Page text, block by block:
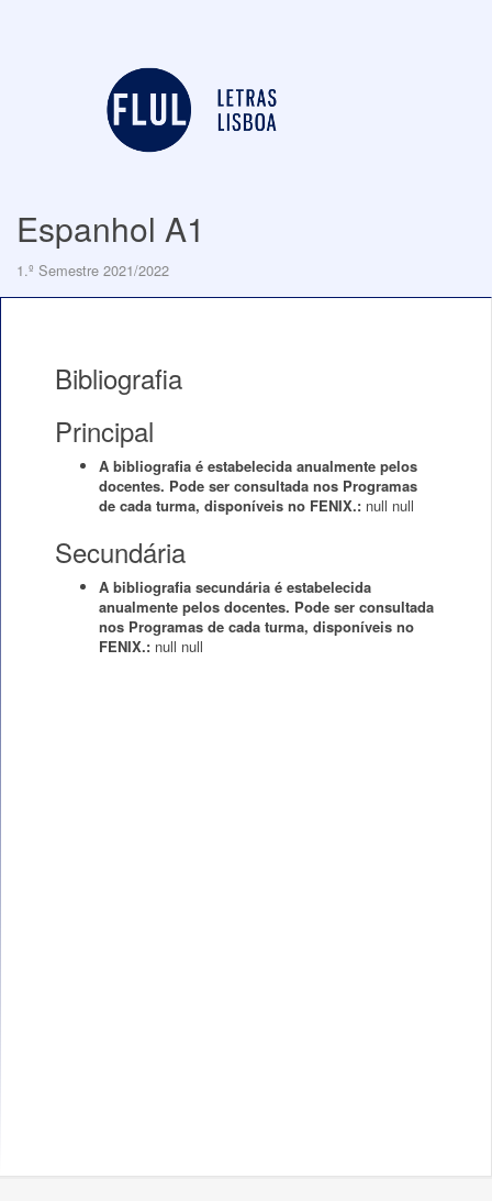
Espanhol A1
1.º Semestre 2021/2022
Bibliografia
Principal
A bibliografia é estabelecida anualmente pelos
docentes. Pode ser consultada nos Programas
de cada turma, disponíveis no FENIX.: null null
Secundária
A bibliografia secundária é estabelecida
anualmente pelos docentes. Pode ser consultada
nos Programas de cada turma, disponíveis no
FENIX.: null null